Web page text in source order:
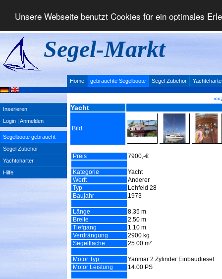
Unsere Webseite benutzt Cookies für ein optimales
Segel-Markt
Home gebrauchte Segelboote Segel Zubehör
Inserieren
Login | Anmelden
Segelboote gebraucht
Segel Zubehör
Yachtcharter
Hilfe
Yacht
Bild
Preis 7900,-€
Kategorie
Yacht
Werft
Anderer
Typ
Lehfeld 28
Baujahr
1973
Länge
8.35 m
Breite
2.50 m
Tiefgang
1.10 m
Verdrängung
2900 kg
Segelfläche
25.00 m²
Motor Typ
Yanmar 2 Zylinder Einbaudiesel
Motor Leistung
14.00 PS